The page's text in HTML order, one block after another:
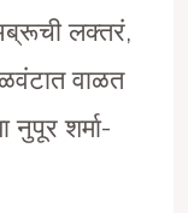
लक्तरं,
वाळत
नुपूर शर्मा-